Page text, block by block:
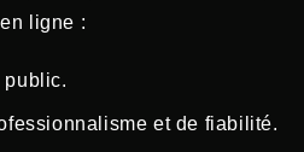
ligne :
public.
et de fiabilité.